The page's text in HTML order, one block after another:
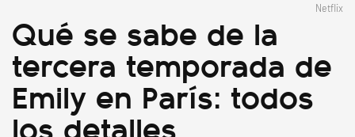
Netflix
Qué se sabe de la
tercera temporada de
Emily en París: todos
los detalles